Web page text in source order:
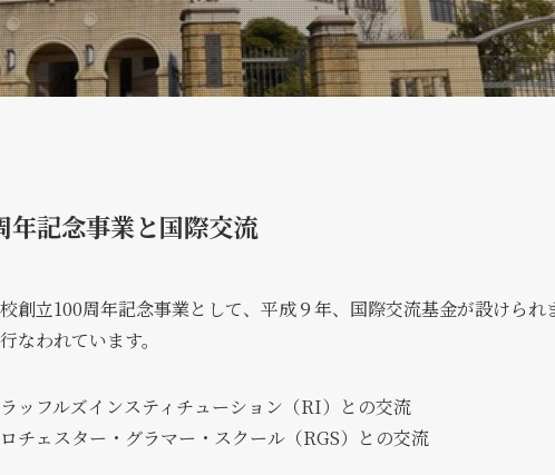
年記念事業と国際交流
創立100周年記念事業として、平成９年、国際交流基金が設けら
なわれています。
ッフルズインスティチューション（RI）との交流
チェスター・グラマー・スクール（RGS）との交流